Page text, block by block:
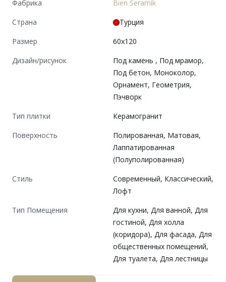
Фабрика
Bien Seramik
Страна
Турция
Размер
60x120
Дизайн/рисунок
Под камень , Под мрамор,
Под бетон, Моноколор,
Орнамент, Геометрия,
Пэчворк
Тип плитки
Керамогранит
Поверхность
Полированная, Матовая,
Лаппатированная
(Полуполированная)
Cтиль
Современный, Классический,
Лофт
Тип Помещения
Для кухни, Для ванной, Для
гостиной, Для холла
(коридора), Для фасада, Для
общественных помещений,
Для туалета, Для лестницы